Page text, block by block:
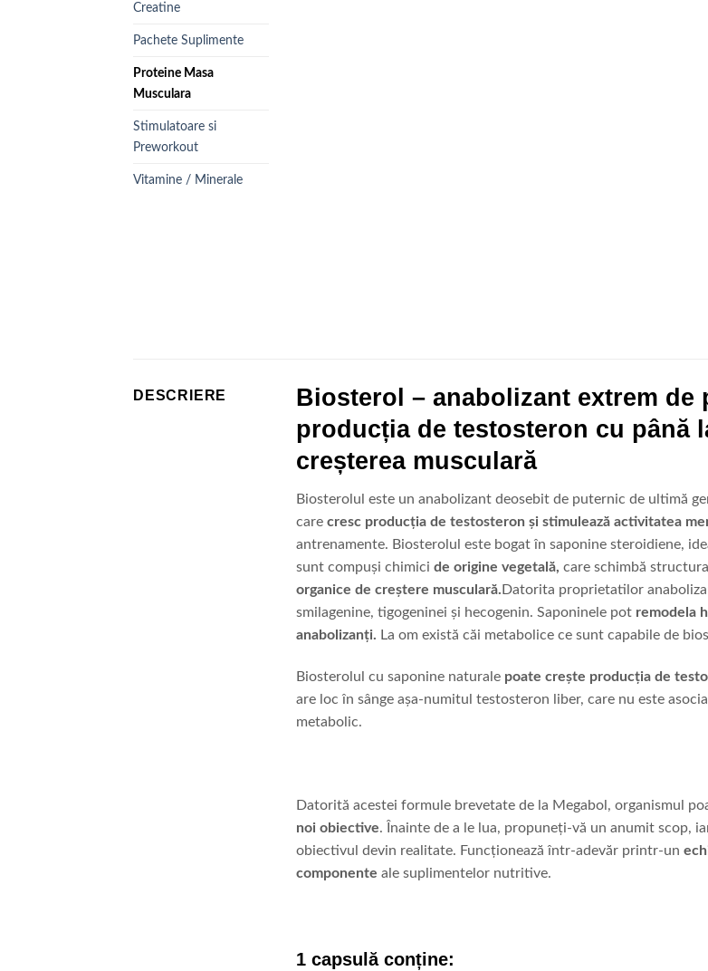
Creatine
Pachete Suplimente
Proteine Masa
Musculara
Stimulatoare si
Preworkout
Vitamine / Minerale
DESCRIERE
Biosterol – anabolizant extrem de
producția de testosteron cu până
creșterea musculară
Biosterolul este un anabolizant deosebit de puternic de ultimă
care cresc producția de testosteron și stimulează activitatea
antrenamente. Biosterolul este bogat în saponine steroidiene,
sunt compuși chimici de origine vegetală, care schimbă
organice de creștere musculară. Datorita proprietatilor
smilagenine, tigogeninei și hecogenin. Saponinele pot remodela
anabolizanți. La om există căi metabolice ce sunt capabile de
Biosterolul cu saponine naturale poate crește producția de
are loc în sânge așa-numitul testosteron liber, care nu este
metabolic.
Datorită acestei formule brevetate de la Megabol, organismul
noi obiective. Înainte de a le lua, propuneți-vă un anumit scop,
obiectivul devin realitate. Funcționează într-adevăr printr-un
componente ale suplimentelor nutritive.
1 capsulă conține: